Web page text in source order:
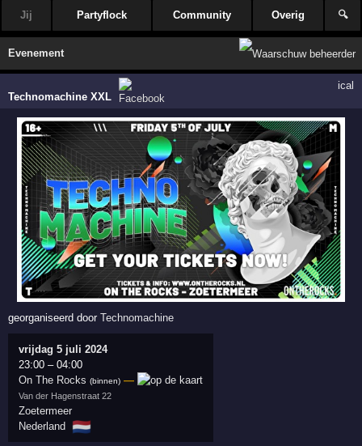
Jij Partyflock Community Overig 🔍
Evenement
Technomachine XXL
ical
georganiseerd doorTechnomachine
vrijdag 5 juli 2024
23:00 –04:00
On The Rocks (binnen) —
Van der Hagenstraat 22
Zoetermeer
Nederland
🇳🇱